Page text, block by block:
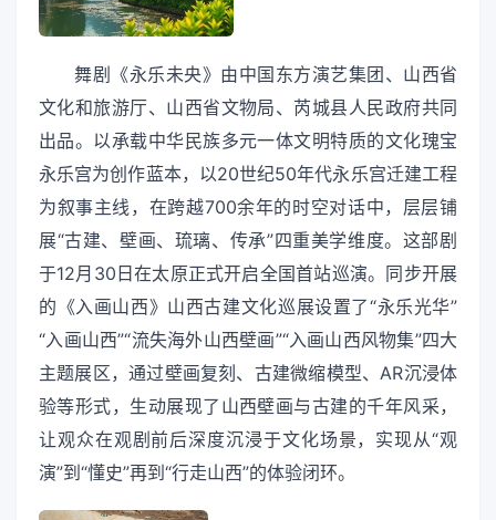
舞剧《永乐未央》由中国东方演艺集团、山西省
文化和旅游厅、山西省文物局、芮城县人民政府共同
出品。以承载中华民族多元一体文明特质的文化瑰宝
永乐宫为创作蓝本，以20世纪50年代永乐宫迁建工程
为叙事主线，在跨越700余年的时空对话中，层层铺
展“古建、壁画、琉璃、传承”四重美学维度。这部剧
于12月30日在太原正式开启全国首站巡演。同步开展
的《入画山西》山西古建文化巡展设置了“永乐光华”
“入画山西”“流失海外山西壁画”“入画山西风物集”四大
主题展区，通过壁画复刻、古建微缩模型、AR沉浸体
验等形式，生动展现了山西壁画与古建的千年风采，
让观众在观剧前后深度沉浸于文化场景，实现从“观
演”到“懂史”再到“行走山西”的体验闭环。